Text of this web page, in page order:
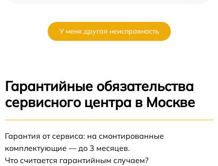
У меня другая неисправность
Гарантийные обязательства
сервисного центра в Москве
Гарантия от сервиса: на смонтированные
комплектующие — до 3 месяцев.
Что считается гарантийным случаем?